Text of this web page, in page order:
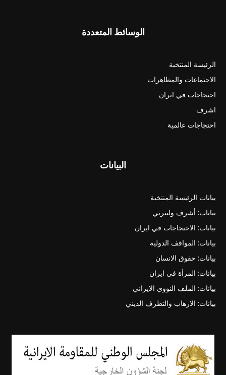
الوسائط المتعددة
الرئيسة المنتخبة
الاجتماعات والمظاهرات
احتجاجات في ايران
اشرف
احتجاجات عالمية
البيانات
بيانات الرئيسة المنتخبة
بيانات: أشرف وليبرتي
بيانات: الاحتجاجات في ايران
بيانات: المواقف الدولية
بيانات: حقوق الانسان
بيانات: المرأة في ايران
بيانات: الملف النووي الايراني
بيانات: الارهاب والتطرف الديني